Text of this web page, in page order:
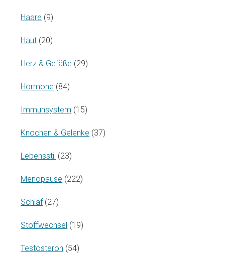
Haare (9)
Haut (20)
Herz & Gefäße (29)
Hormone (84)
Immunsystem (15)
Knochen & Gelenke (37)
Lebensstil (23)
Menopause (222)
Schlaf (27)
Stoffwechsel (19)
Testosteron (54)